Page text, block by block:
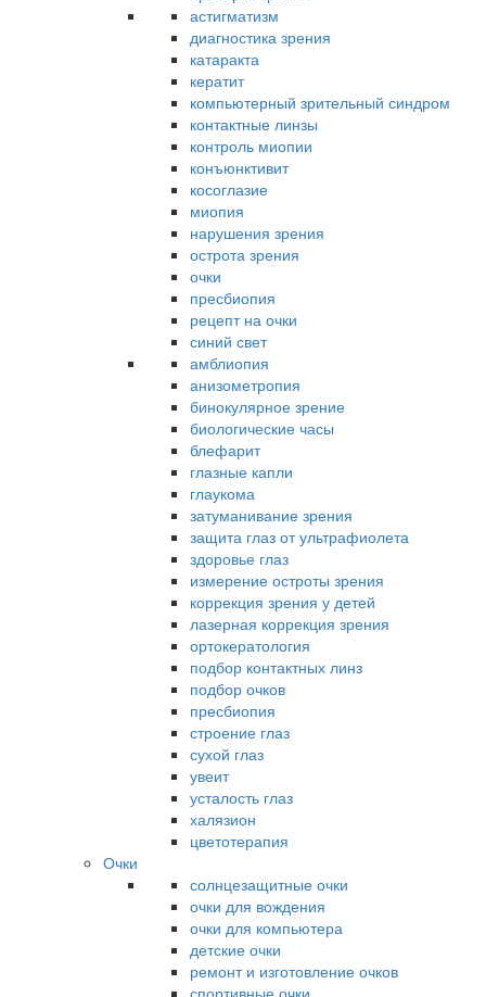
астигматизм
диагностика зрения
катаракта
кератит
компьютерный зрительный синдром
контактные линзы
контроль миопии
конъюнктивит
косоглазие
миопия
нарушения зрения
острота зрения
очки
пресбиопия
рецепт на очки
синий свет
амблиопия
анизометропия
бинокулярное зрение
биологические часы
блефарит
глазные капли
глаукома
затуманивание зрения
защита глаз от ультрафиолета
здоровье глаз
измерение остроты зрения
коррекция зрения у детей
лазерная коррекция зрения
ортокератология
подбор контактных линз
подбор очков
пресбиопия
строение глаз
сухой глаз
увеит
усталость глаз
халязион
цветотерапия
Очки
солнцезащитные очки
очки для вождения
очки для компьютера
детские очки
ремонт и изготовление очков